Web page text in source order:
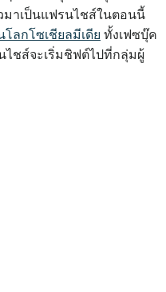
มาเป็นแฟรนไชส์ในตอนนี้
ลกโซเชียลมีเดีย ทั้งเฟซบุ๊ค
ไชส์จะเริ่มชิฟต์ไปที่กลุ่มผู้